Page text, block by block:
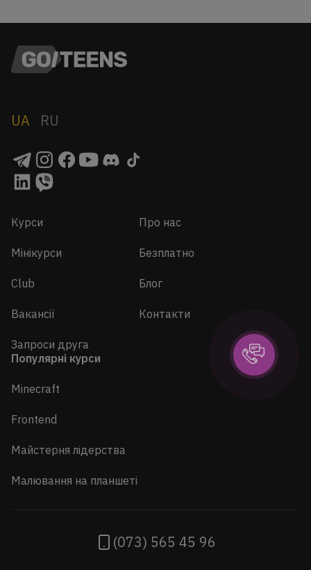
UA RU
Курси
Мінікурси
Club
Вакансії
Запроси друга
Про нас
Безплатно
Блог
Контакти
Популярні курси
Minecraft
Frontend
Майстерня лідерства
Малювання на планшеті
(073) 565 45 96